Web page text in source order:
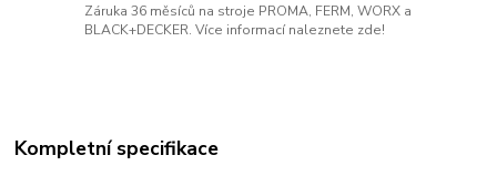
Záruka 36 měsíců na stroje PROMA, FERM, WORX a
BLACK+DECKER. Více informací naleznete zde!
Kompletní specifikace